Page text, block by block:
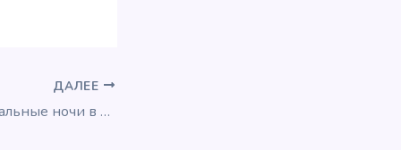
ДАЛЕЕ
Скидки на премиальные ночи в некоторых отелях Hyatt